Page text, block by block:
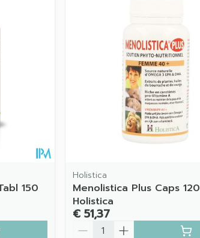
150
Holistica
Menolistica Plus Caps 120
Holistica
€ 51,37
Aantal